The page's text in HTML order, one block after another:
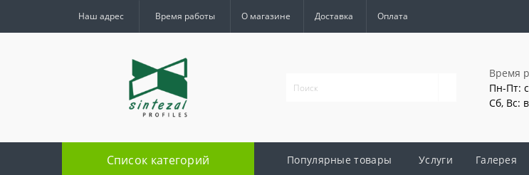
Наш адрес Время работы О магазине Доставка Оплата
Время
Пн-Пт:
Сб, Вс:
Список категорий Популярные товары Услуги Галерея